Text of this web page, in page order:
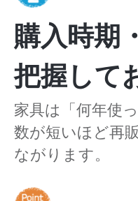
購入時期
把握して
家具は「何年使
数が短いほど再
ながります。